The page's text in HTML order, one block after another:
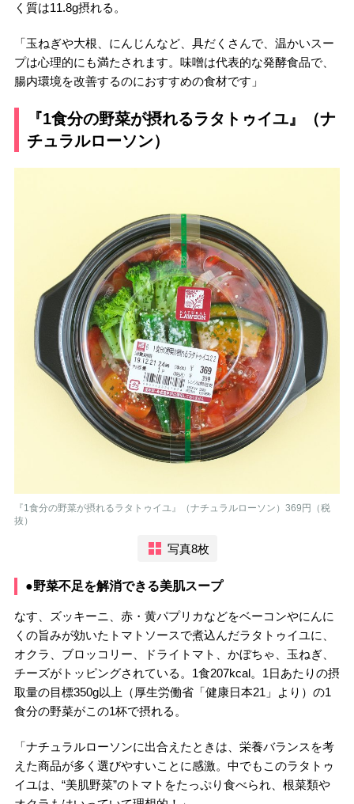
く質は11.8g摂れる。
「玉ねぎや大根、にんじんなど、具だくさんで、温かいスー
プは心理的にも満たされます。味噌は代表的な発酵食品で、
腸内環境を改善するのにおすすめの食材です」
『1食分の野菜が摂れるラタトゥイユ』（ナ
チュラルローソン）
『1食分の野菜が摂れるラタトゥイユ』（ナチュラルローソン）369円（税
抜）
写真8枚
●野菜不足を解消できる美肌スープ
なす、ズッキーニ、赤・黄パプリカなどをベーコンやにんに
くの旨みが効いたトマトソースで煮込んだラタトゥイユに、
オクラ、ブロッコリー、ドライトマト、かぼちゃ、玉ねぎ、
チーズがトッピングされている。1食207kcal。1日あたりの摂
取量の目標350g以上（厚生労働省「健康日本21」より）の1
食分の野菜がこの1杯で摂れる。
「ナチュラルローソンに出合えたときは、栄養バランスを考
えた商品が多く選びやすいことに感激。中でもこのラタトゥ
イユは、“美肌野菜”のトマトをたっぷり食べられ、根菜類や